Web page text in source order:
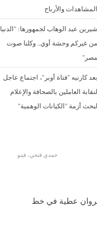
المشاهدات والأرباح
شيرين عبد الوهاب لجمهورها: "الدنيا
من غيركم وحشة أوي.. وكلنا صوت
مصر"
بعد كارنيه "فتاة أوبر"، اجتماع عاجل
لنقابة العاملين بالصحافة والإعلام
لبحث أزمة "الكيانات الوهمية"
حمدي فتحي، فيتو
مروان عطية في خط